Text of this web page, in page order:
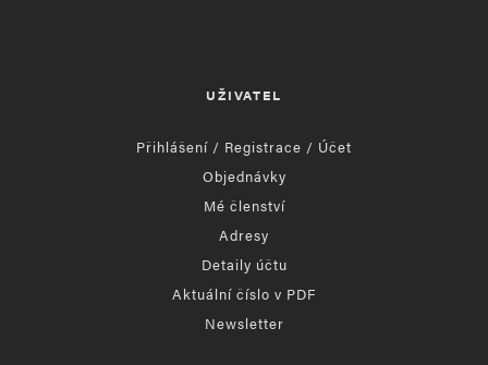
UŽIVATEL
Přihlášení / Registrace / Účet
Objednávky
Mé členství
Adresy
Detaily účtu
Aktuální číslo v PDF
Newsletter